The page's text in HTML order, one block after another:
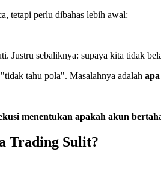
tetapi perlu dibahas lebih awal:
Justru sebaliknya: supaya kita tidak
tahu pola". Masalahnya adalah
menentukan apakah akun
Trading Sulit?